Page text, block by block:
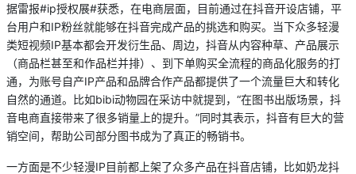
据雷报#ip授权展#获悉，在电商层面，目前通过在抖音开设店铺，平
台用户和IP粉丝就能够在抖音完成产品的挑选和购买。当下众多轻漫
类短视频IP基本都会开发衍生品、周边，抖音从内容种草、产品展示
（商品栏甚至和作品栏并排）、到下单购买全流程的商品化服务的打
通，为账号自产IP产品和品牌合作产品都提供了一个流量巨大和转化
自然的通道。比如bibi动物园在采访中就提到，“在图书出版场景，抖
音电商直接带来了很多销量上的提升。”同时其表示，抖音有巨大的营
销空间，帮助公司部分图书成为了真正的畅销书。
一方面是不少轻漫IP目前都上架了众多产品在抖音店铺，比如奶龙抖